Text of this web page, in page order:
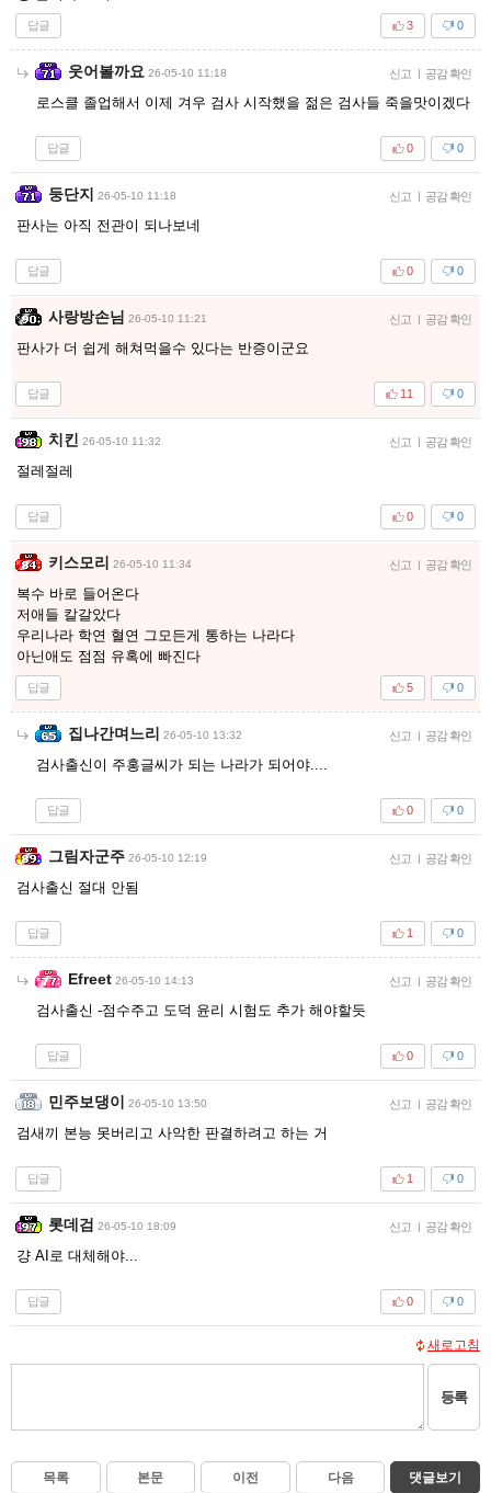
답글 0
3
웃어볼까요 26-05-10 11:18 신고 | 공감 확인
로스클 졸업해서 이제 겨우 검사 시작했을 젊은 검사들 죽을맛이겠다
답글 0
0
둥단지 26-05-10 11:18 신고 | 공감 확인
판사는 아직 전관이 되나보네
답글 0
0
사랑방손님 26-05-10 11:21 신고 | 공감 확인
판사가 더 쉽게 해쳐먹을수 있다는 반증이군요
답글 0
11
치킨 26-05-10 11:32 신고 | 공감 확인
절레절레
답글 0
0
키스모리 26-05-10 11:34 신고 | 공감 확인
복수 바로 들어온다
저애들 칼갈았다
우리나라 학연 혈연 그모든게 통하는 나라다
아닌애도 점점 유혹에 빠진다
답글 0
5
집나간며느리 26-05-10 13:32 신고 | 공감 확인
검사출신이 주홍글씨가 되는 나라가 되어야....
답글 0
0
그림자군주 26-05-10 12:19 신고 | 공감 확인
검사출신 절대 안됨
답글 0
1
Efreet 26-05-10 14:13 신고 | 공감 확인
검사출신 -점수주고 도덕 윤리 시험도 추가 해야할듯
답글 0
0
민주보댕이 26-05-10 13:50 신고 | 공감 확인
검새끼 본능 못버리고 사악한 판결하려고 하는 거
답글 0
1
롯데검 26-05-10 18:09 신고 | 공감 확인
걍 AI로 대체해야...
답글 0
0
새로고침
등록
목록 본문 이전 다음 댓글보기